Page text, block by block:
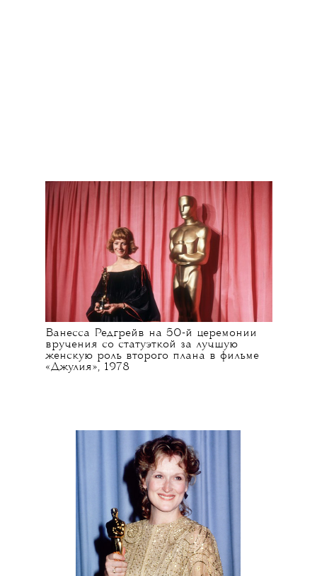
Ванесса Редгрейв на 50-й церемонии
вручения со статуэткой за лучшую
женскую роль второго плана в фильме
«Джулия», 1978